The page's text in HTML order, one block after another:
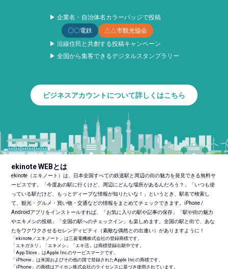
▶ 企業名・自治体名カラーバッジで投稿
〇〇電鉄
△△市観光協会
▶ 沿線住民と共創する投稿キャンペーン
▶ 全国から集客できるデジタルスタンプラリー
ビジネスアカウントについて詳しくはこちら
ekinote WEBとは
ekinote（エキノート）は、日本全国すべての鉄道駅と周辺の街の魅力を発見できる無料サ
ービスです。「今度あの駅に行くけど、周辺にどんな場所があるんだろう？」「いつも使
っている駅だけど、もっとディープな情報が知りたいな！」というとき、駅名で検索し
て、観光・グルメ・買い物・交通などの情報をまとめてチェックできます。iPhone /
Androidアプリをインストールすれば、「お気に入りの駅や記事の保存」「駅や街の魅力
やエキメシの投稿」「全国の駅へのチェックイン」も楽しめます。全国の駅と街で、あな
たをワクワクさせるセレンディピティ（素敵な偶然との出逢い）がありますように！
「ekinote／エキノート」は三菱電機株式会社の登録商標です。
「エキガタリ」「エキメシ」「エキ活」は商標登録出願中です。
「App Store」はApple Inc.のサービスマークです。
「iPhone」は米国およびその他の国で登録されたApple Inc.の商標です。
「iPhone」の商標はアイホン株式会社のライセンスに基づき使用されています。